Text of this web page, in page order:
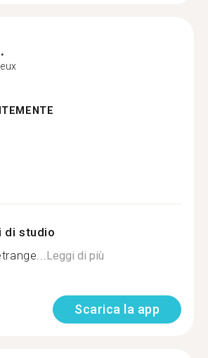
di studio
Leggi di più
Scarica la app